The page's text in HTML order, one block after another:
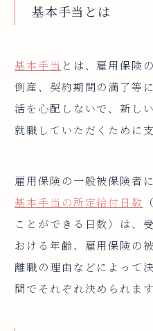
基本手当とは
基本手当 とは、雇用保険
倒産、契約期間の満了等
活を心配しないで、新し
就職していただくために
雇用保険の一般被保険者
基本手当の所定給付日数
ことができる日数）は、
おける年齢、雇用保険の
離職の理由などによって
間でそれぞれ決められます